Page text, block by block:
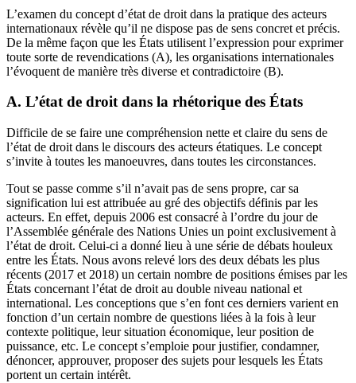
L’examen du concept d’état de droit dans la pratique des acteurs
internationaux révèle qu’il ne dispose pas de sens concret et précis.
De la même façon que les États utilisent l’expression pour exprimer
toute sorte de revendications (A), les organisations internationales
l’évoquent de manière très diverse et contradictoire (B).
A. L’état de droit dans la rhétorique des États
Difficile de se faire une compréhension nette et claire du sens de
l’état de droit dans le discours des acteurs étatiques. Le concept
s’invite à toutes les manoeuvres, dans toutes les circonstances.
Tout se passe comme s’il n’avait pas de sens propre, car sa
signification lui est attribuée au gré des objectifs définis par les
acteurs. En effet, depuis 2006 est consacré à l’ordre du jour de
l’Assemblée générale des Nations Unies un point exclusivement à
l’état de droit. Celui-ci a donné lieu à une série de débats houleux
entre les États. Nous avons relevé lors des deux débats les plus
récents (2017 et 2018) un certain nombre de positions émises par les
États concernant l’état de droit au double niveau national et
international. Les conceptions que s’en font ces derniers varient en
fonction d’un certain nombre de questions liées à la fois à leur
contexte politique, leur situation économique, leur position de
puissance, etc. Le concept s’emploie pour justifier, condamner,
dénoncer, approuver, proposer des sujets pour lesquels les États
portent un certain intérêt.